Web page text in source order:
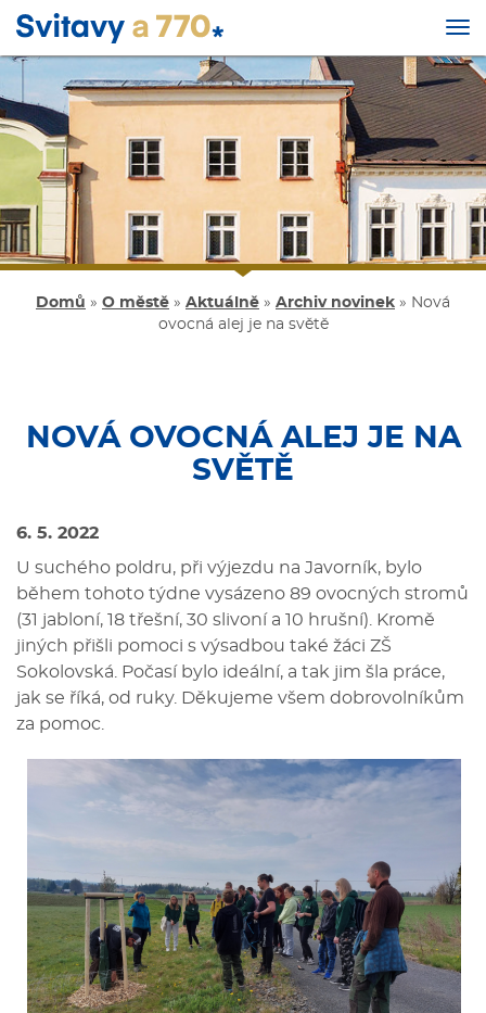
k
hlavnímu
obsahu
Domů » O městě » Aktuálně » Archiv novinek » Nová
ovocná alej je na světě
NOVÁ OVOCNÁ ALEJ JE NA
SVĚTĚ
6. 5. 2022
U suchého poldru, při výjezdu na Javorník, bylo
během tohoto týdne vysázeno 89 ovocných stromů
(31 jabloní, 18 třešní, 30 slivoní a 10 hrušní). Kromě
jiných přišli pomoci s výsadbou také žáci ZŠ
Sokolovská. Počasí bylo ideální, a tak jim šla práce,
jak se říká, od ruky. Děkujeme všem dobrovolníkům
za pomoc.